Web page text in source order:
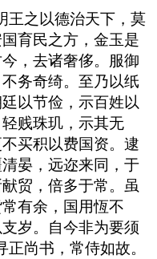
王之以德治天下，莫
育民之方，金玉是
，去诸奢侈。服御
务奇绮。至乃以纸
以节俭，示百姓以
贱珠玑，示其无
买积以费国资。逮
晏，远迩来同，于
贸，倍多于常。虽
有余，国用恆不
岁。自今非为要须
尚书，常侍如故。